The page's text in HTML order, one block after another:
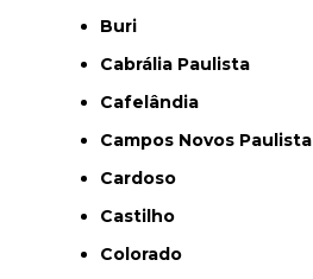
Buri
Cabrália Paulista
Cafelândia
Campos Novos Paulista
Cardoso
Castilho
Colorado